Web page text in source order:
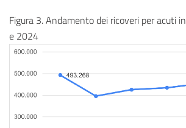
Figura 3. Andamento dei ricoveri per acuti
e 2024